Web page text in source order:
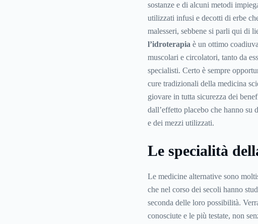
sostanze e di alcuni metodi
utilizzati infusi e decotti di erbe
malesseri, sebbene si parli qui di
l’idroterapia è un ottimo
muscolari e circolatori, tanto da
specialisti. Certo è sempre
cure tradizionali della medicina
giovare in tutta sicurezza dei
dall’effetto placebo che hanno su
e dei mezzi utilizzati.
Le specialità
Le medicine alternative sono
che nel corso dei secoli hanno
seconda delle loro possibilità.
conosciute e le più testate, non